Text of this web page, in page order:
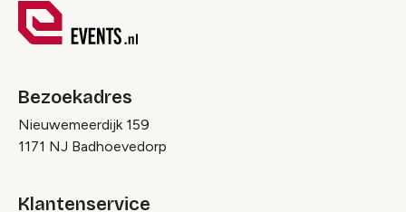
Bezoekadres
Nieuwemeerdijk 159
1171 NJ Badhoevedorp
Klantenservice